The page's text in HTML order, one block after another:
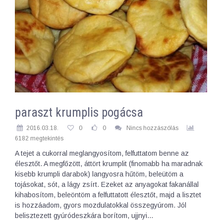
paraszt krumplis pogácsa
2016.03.18. 0 0
Nincs hozzászólás
6182 megtekintés
A tejet a cukorral meglangyosítom, felfuttatom benne az
élesztőt. A megfőzött, áttört krumplit (finomabb ha maradnak
kisebb krumpli darabok) langyosra hűtöm, beleütöm a
tojásokat, sót, a lágy zsírt. Ezeket az anyagokat fakanállal
kihabosítom, beleöntöm a felfuttatott élesztőt, majd a lisztet
is hozzáadom, gyors mozdulatokkal összegyúrom. Jól
belisztezett gyúródeszkára borítom, ujjnyi…